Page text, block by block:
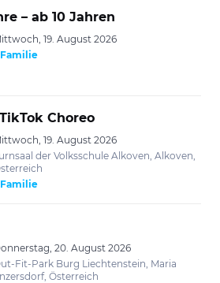
– ab 10 Jahren
19. August 2026
Choreo
19. August 2026
der Volksschule Alkoven, Alkoven,
20. August 2026
Fit-Park Burg Liechtenstein, Maria
Österreich